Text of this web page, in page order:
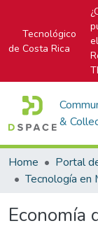
Tecnológico
de Costa Rica
el
&
Home
Tecnología en
Economía